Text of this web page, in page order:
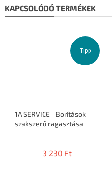
KAPCSOLÓDÓ TERMÉKEK
Tipp
1A SERVICE - Borítások
szakszerű ragasztása
átlagos
3 230 Ft